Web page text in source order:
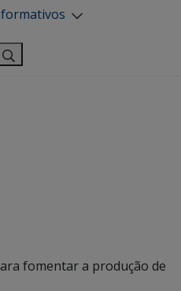
fomentar a produção de